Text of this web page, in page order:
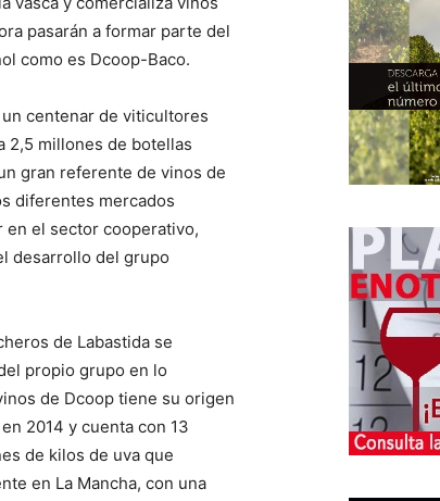
pasarán a formar parte del
como es Dcoop-Baco.
centenar de viticultores
2,5 millones de botellas
gran referente de vinos de
diferentes mercados
en el sector cooperativo,
desarrollo del grupo
de Labastida se
propio grupo en lo
de Dcoop tiene su origen
2014 y cuenta con 13
de kilos de uva que
en La Mancha, con una